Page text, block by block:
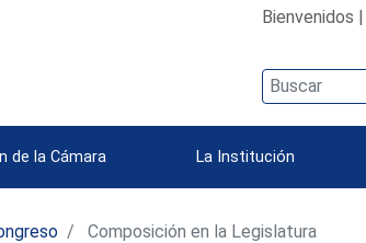
Bienvenidos |
de la Cámara La Institución
Composición en la Legislatura